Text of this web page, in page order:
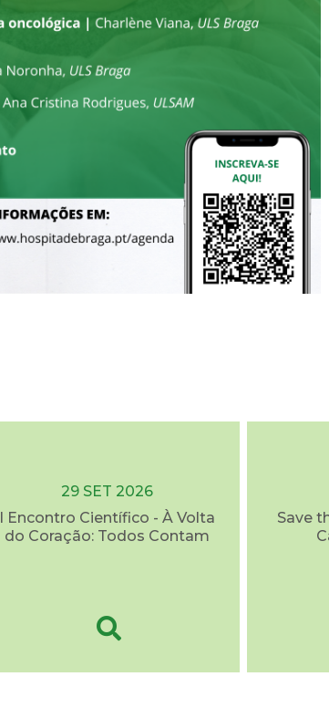
29 SET 2026
I Encontro Científico - À Volta
do Coração: Todos Contam
Save